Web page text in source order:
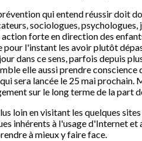
qui entend réussir doit
sociologues,
forte en direction des
pour l'instant les avoir plutôt
dans ce sens, parfois depuis
elle aussi prendre
sera lancée le 25 mai
sur le long terme de la part
loin en visitant les quelques
inhérents à l'usage d'Internet
à mieux y faire face.